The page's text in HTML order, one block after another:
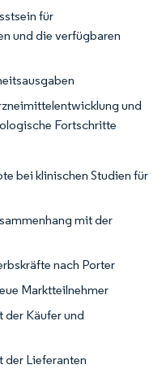
für
und die verfügbaren
und
Fortschritte
bei klinischen Studien für
mit der
nach Porter
Marktteilnehmer
der Käufer und
der Lieferanten